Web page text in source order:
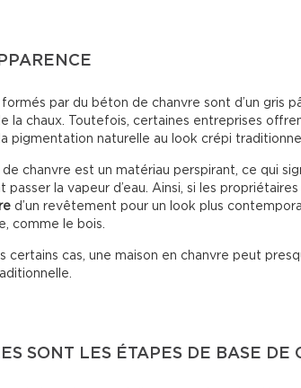
formés par du béton de chanvre sont d’un gris
la chaux. Toutefois, certaines entreprises
pigmentation naturelle au look crépi
chanvre est un matériau perspirant, ce qui
passer la vapeur d’eau. Ainsi, si les
d’un revêtement pour un look plus
comme le bois.
certains cas, une maison en chanvre peut
SONT LES ÉTAPES DE BASE DE